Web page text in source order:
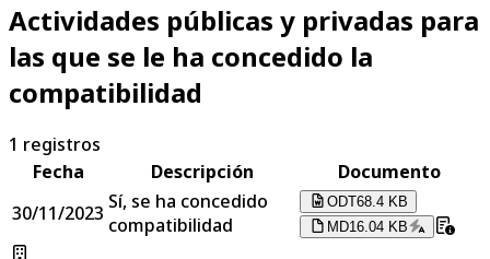
Actividades públicas y privadas para
las que se le ha concedido la
compatibilidad
1 registros
Fecha
Descripción
Documento
30/11/2023 Sí, se ha concedido
compatibilidad
ODT68.4 KB
MD16.04 KB